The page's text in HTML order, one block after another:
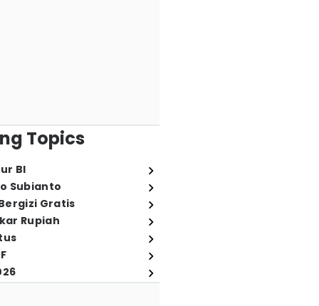
Topics
BI
Subianto
Gratis
Rupiah